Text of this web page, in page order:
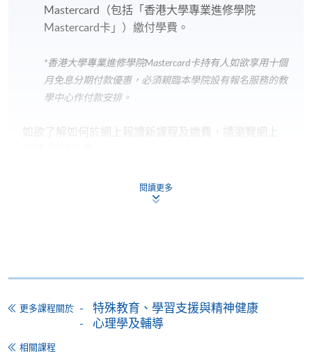
Mastercard（包括「香港大學專業進修學院
Mastercard卡」）繳付學費。
*香港大學專業進修學院Mastercard卡持有人如欲享用十個
月免息分期付款優惠，必須親臨本學院設有報名服務的教
學中心作付款安排。
如欲了解如何於網上報讀新課程及繳費，請瀏覽網上
交下期學費的學員，提供網上服務，如學員就讀的課
程設有此服務，課程負責人會通知學員有關程序。
閱讀更多
更多課程關於
特殊教育、學習支援與精神健康
心理學及輔導
相關課程